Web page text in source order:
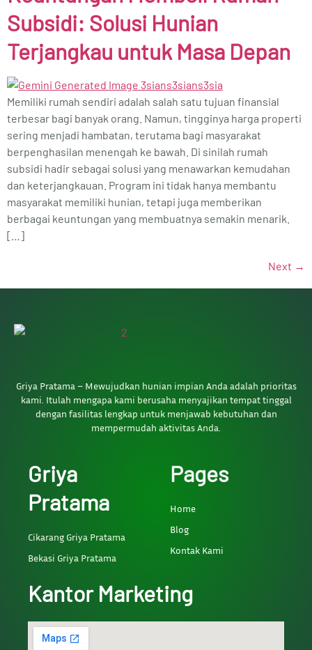
Subsidi: Solusi Hunian
Terjangkau untuk Masa Depan
Memiliki rumah sendiri adalah salah satu tujuan finansial
terbesar bagi banyak orang. Namun, tingginya harga properti
sering menjadi hambatan, terutama bagi masyarakat
berpenghasilan menengah ke bawah. Di sinilah rumah
subsidi hadir sebagai solusi yang menawarkan kemudahan
dan keterjangkauan. Program ini tidak hanya membantu
masyarakat memiliki hunian, tetapi juga memberikan
berbagai keuntungan yang membuatnya semakin menarik.
[…]
Next →
Griya Pratama – Mewujudkan hunian impian Anda adalah prioritas
kami. Itulah mengapa kami berusaha menyajikan tempat tinggal
dengan fasilitas lengkap untuk menjawab kebutuhan dan
mempermudah aktivitas Anda.
Griya
Pratama
Cikarang Griya Pratama
Bekasi Griya Pratama
Pages
Home
Blog
Kontak Kami
Kantor Marketing